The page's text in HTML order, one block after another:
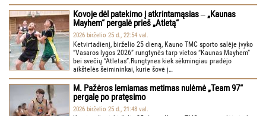
Kovoje dėl patekimo į atkrintamąsias ‒ „Kaunas
Mayhem“ pergalė prieš „Atletą“
2026 birželio 25 d., 22:54 val.
Ketvirtadienį, birželio 25 dieną, Kauno TMC sporto salėje įvyko
“Vasaros lygos 2026” rungtynės tarp vietos “Kaunas Mayhem”
bei svečių “Atletas”.Rungtynes kiek sėkmingiau pradėjo
aikštelės šeimininkai, kurie šovė į…
M. Pažėros lemiamas metimas nulėmė „Team 97“
pergalę po pratęsimo
2026 birželio 25 d., 21:48 val.